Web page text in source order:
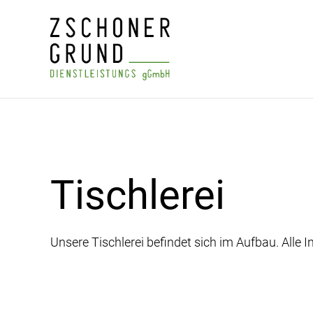
Tischlerei
Unsere Tischlerei befindet sich im Aufbau. Alle